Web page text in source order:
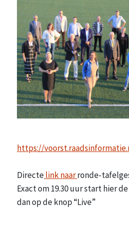
https://
Directelink naarronde-
Exact om 19.30 uur start hier
dan op de knop “Live”